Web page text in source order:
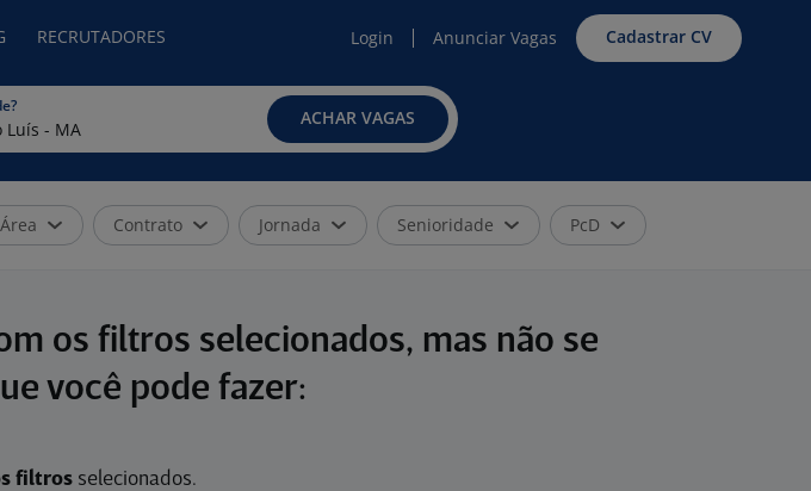
RECRUTADORES Login Anunciar Vagas Cadastrar CV
ACHAR VAGAS
Área Contrato Jornada Senioridade PcD
os filtros selecionados, mas não se
você pode fazer:
filtrosselecionados.